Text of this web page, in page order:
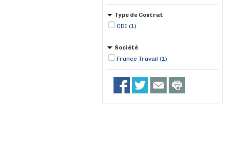
Type de Contrat
CDI (1)
Société
France Travail (1)